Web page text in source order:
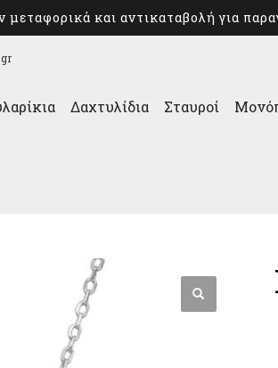
μεταφορικά και αντικαταβολή για
Δαχτυλίδια Σταυροί